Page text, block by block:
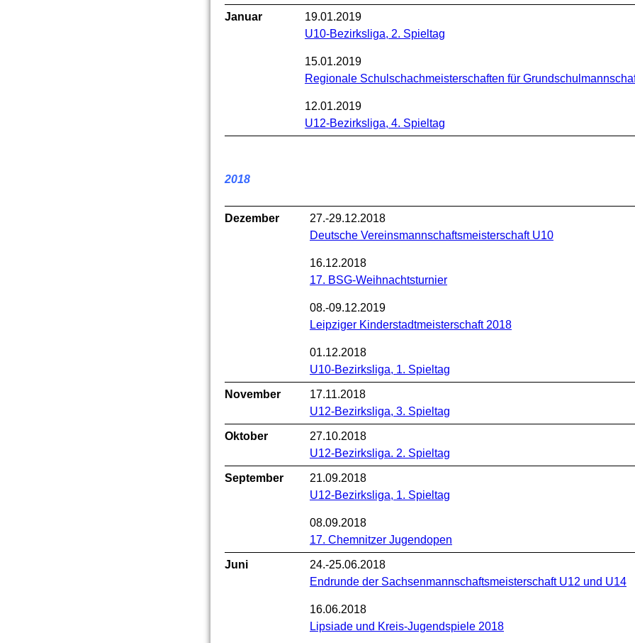
Januar
19.01.2019
U10-Bezirksliga, 2. Spieltag
15.01.2019
Regionale Schulschachmeisterschaften für
12.01.2019
U12-Bezirksliga, 4. Spieltag
2018
Dezember
27.-29.12.2018
Deutsche Vereinsmannschaftsmeisterschaft U10
16.12.2018
17. BSG-Weihnachtsturnier
08.-09.12.2019
Leipziger Kinderstadtmeisterschaft 2018
01.12.2018
U10-Bezirksliga, 1. Spieltag
November
17.11.2018
U12-Bezirksliga, 3. Spieltag
Oktober
27.10.2018
U12-Bezirksliga. 2. Spieltag
September
21.09.2018
U12-Bezirksliga, 1. Spieltag
08.09.2018
17. Chemnitzer Jugendopen
Juni
24.-25.06.2018
Endrunde der Sachsenmannschaftsmeisterschaft U12 und U14
16.06.2018
Lipsiade und Kreis-Jugendspiele 2018